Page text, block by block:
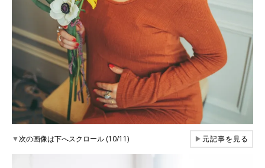
▼次の画像は下へスクロール (10/11) ▶元記事を見る